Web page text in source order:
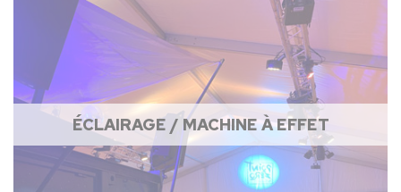
ÉCLAIRAGE / MACHINE À EFFET